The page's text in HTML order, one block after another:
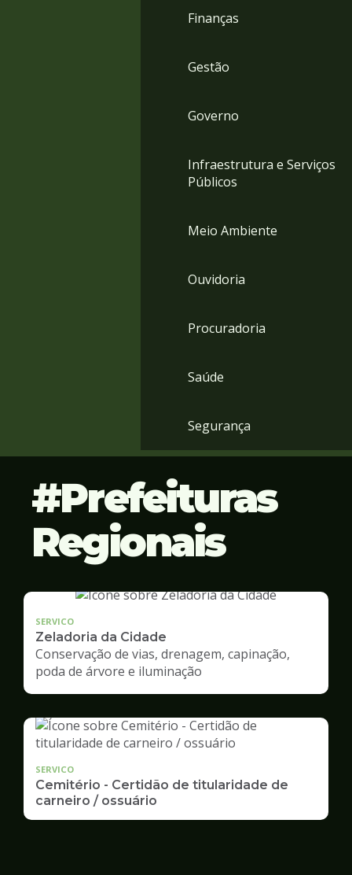
Finanças
Gestão
Governo
Infraestrutura e Serviços
Públicos
Meio Ambiente
Ouvidoria
Procuradoria
Saúde
Segurança
Prefeituras
Regionais
SERVICO
Zeladoria da Cidade
Conservação de vias, drenagem, capinação,
poda de árvore e iluminação
SERVICO
Cemitério - Certidão de titularidade de
carneiro / ossuário